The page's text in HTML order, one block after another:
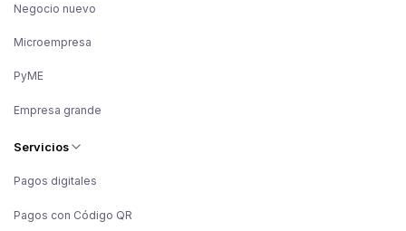
Servicios
Pagos digitales
Pagos con Código QR
Negocio nuevo
Microempresa
PyME
Empresa grande